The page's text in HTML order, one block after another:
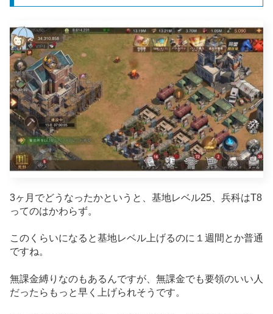
3ヶ月でどうなったかというと、基地レベル25、兵科はT8
ってのはかわらず。
このくらいになると基地レベル上げるのに１週間とか普通
ですね。
無課金縛りなのもあるんですが、無課金でも要領のいい人
だったらもっと早く上げられそうです。